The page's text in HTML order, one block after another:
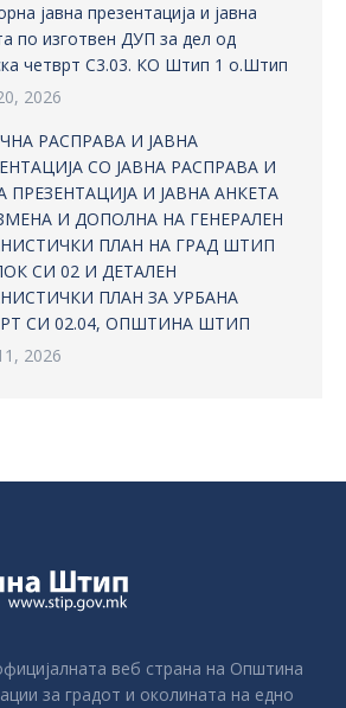
јавна презентација и јавна
по изготвен ДУП за дел од
четврт С3.03. КО Штип 1 о.Штип
2026
РАСПРАВА И ЈАВНА
СО ЈАВНА РАСПРАВА И
ПРЕЗЕНТАЦИЈА И ЈАВНА АНКЕТА
И ДОПОЛНА НА ГЕНЕРАЛЕН
ПЛАН НА ГРАД ШТИП
СИ 02 И ДЕТАЛЕН
ПЛАН ЗА УРБАНА
СИ 02.04, ОПШТИНА ШТИП
2026
веб страна на Општина
за градот и околината на едно